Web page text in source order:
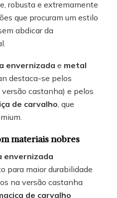
robusta e extremamente
que procuram um estilo
abdicar da
envernizada e metal
destaca-se pelos
versão castanha) e pelos
de carvalho, que
materiais nobres
envernizada
para maior durabilidade
na versão castanha
de carvalho